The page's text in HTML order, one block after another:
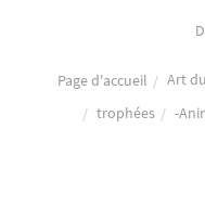
Page d'accueil Art
trophées
-